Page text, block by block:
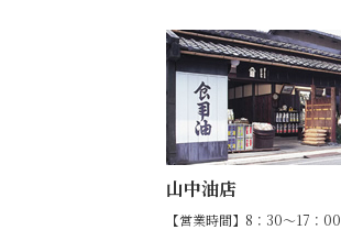
山中油店
【営業時間】8：30～17：00